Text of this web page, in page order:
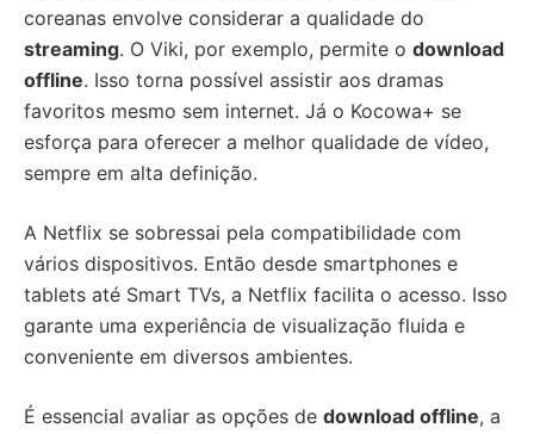
coreanas envolve considerar a qualidade do
streaming. O Viki, por exemplo, permite o download
offline. Isso torna possível assistir aos dramas
favoritos mesmo sem internet. Já o Kocowa+ se
esforça para oferecer a melhor qualidade de vídeo,
sempre em alta definição.
A Netflix se sobressai pela compatibilidade com
vários dispositivos. Então desde smartphones e
tablets até Smart TVs, a Netflix facilita o acesso. Isso
garante uma experiência de visualização fluida e
conveniente em diversos ambientes.
É essencial avaliar as opções de download offline, a